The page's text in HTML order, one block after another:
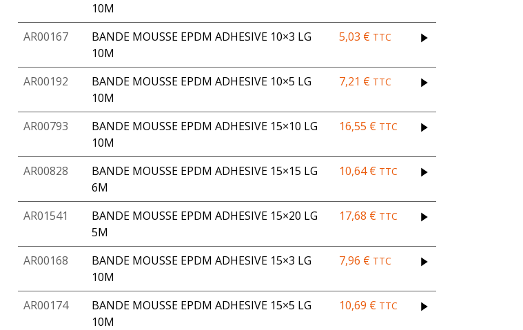
10M
AR00167
BANDE MOUSSE EPDM ADHESIVE 10×3 LG
10M
5,03 € TTC
AR00192
BANDE MOUSSE EPDM ADHESIVE 10×5 LG
10M
7,21 € TTC
AR00793
BANDE MOUSSE EPDM ADHESIVE 15×10 LG
10M
16,55 € TTC
AR00828
BANDE MOUSSE EPDM ADHESIVE 15×15 LG
6M
10,64€ TTC
AR01541
BANDE MOUSSE EPDM ADHESIVE 15×20 LG
5M
17,68 € TTC
AR00168
BANDE MOUSSE EPDM ADHESIVE 15×3 LG
10M
7,96 € TTC
AR00174
BANDE MOUSSE EPDM ADHESIVE 15×5 LG
10M
10,69 € TTC